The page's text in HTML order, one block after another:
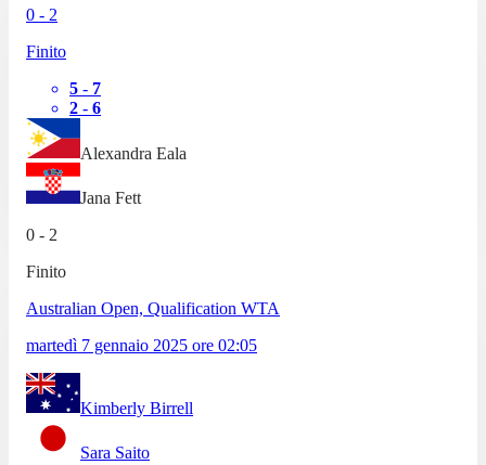
0 - 2
Finito
5 - 7
2 - 6
Alexandra Eala
Jana Fett
0 - 2
Finito
Australian Open, Qualification WTA
martedì 7 gennaio 2025 ore 02:05
Kimberly Birrell
Sara Saito